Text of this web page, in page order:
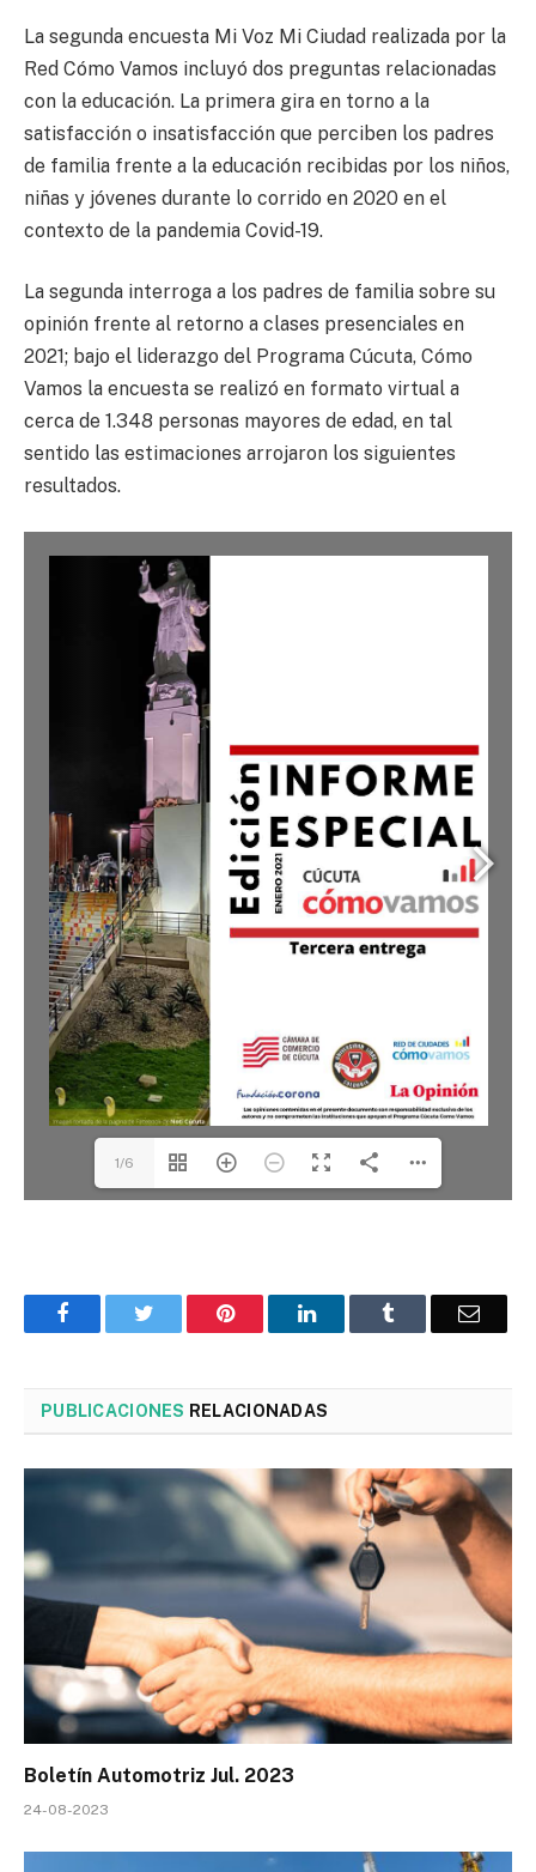
La segunda encuesta Mi Voz Mi Ciudad realizada por la
Red Cómo Vamos incluyó dos preguntas relacionadas
con la educación. La primera gira en torno a la
satisfacción o insatisfacción que perciben los padres
de familia frente a la educación recibidas por los niños,
niñas y jóvenes durante lo corrido en 2020 en el
contexto de la pandemia Covid-19.
La segunda interroga a los padres de familia sobre su
opinión frente al retorno a clases presenciales en
2021; bajo el liderazgo del Programa Cúcuta, Cómo
Vamos la encuesta se realizó en formato virtual a
cerca de 1.348 personas mayores de edad, en tal
sentido las estimaciones arrojaron los siguientes
resultados.
1/6
FacebookTwitter Pinterest LinkedInTumblr
PUBLICACIONES RELACIONADAS
Boletín Automotriz Jul. 2023
24-08-2023